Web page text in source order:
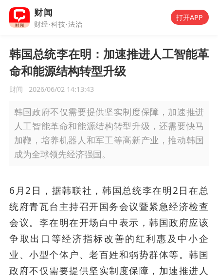
财闻
财经·科技·法治
打开APP
韩国总统李在明：加速推进人工智能革
命和能源结构转型升级
财闻 2026/06/02 14:13:43
韩国政府不仅需要提供坚实制度保障，加速推进
人工智能革命和能源结构转型升级，还需要快马
加鞭，培养机器人和军工等高新产业，推动韩国
成为全球领先经济强国。
6月2日，据韩联社，韩国总统李在明2日在总
统府青瓦台主持召开国务会议暨紧急经济检查
会议。李在明在开场白中表示，韩国政府应该
争取出口等经济指标改善的红利惠及中小企
业、小型个体户、老百姓和弱势群体等。韩国
政府不仅需要提供坚实制度保障，加速推进人